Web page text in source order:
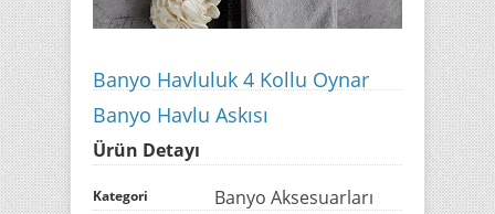
Banyo Havluluk 4 Kollu Oynar
Banyo Havlu Askısı
Ürün Detayı
Kategori Banyo Aksesuarları